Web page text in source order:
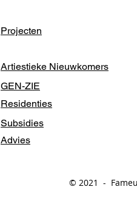
Projecten
Artiestieke Nieuwkomers
GEN-ZIE
Residenties
Subsidies
Advies
© 2021 -